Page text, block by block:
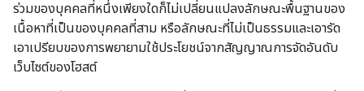
ร่วมของบุคคลที่หนึ่งเพียงใดก็ไม่เปลี่ยนแปลงลักษณะพื้นฐานของ
เนื้อหาที่เป็นของบุคคลที่สาม หรือลักษณะที่ไม่เป็นธรรมและเอารัด
เอาเปรียบของการพยายามใช้ประโยชน์จากสัญญาณการจัดอันดับ
เว็บไซต์ของโฮสต์